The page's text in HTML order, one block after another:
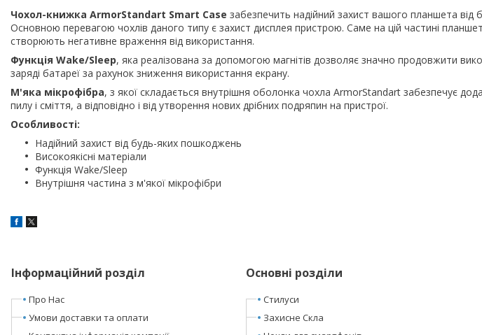
Чохол-книжка ArmorStandart Smart Case забезпечить надійний захист вашого планшета від
Основною перевагою чохлів даного типу є захист дисплея пристрою. Саме на цій частині
створюють негативне враження від використання.
Функція Wake/Sleep, яка реалізована за допомогою магнітів дозволяє значно продовжити
заряді батареї за рахунок зниження використання екрану.
М'яка мікрофібра, з якої складається внутрішня оболонка чохла ArmorStandart забезпечує
пилу і сміття, а відповідно і від утворення нових дрібних подряпин на пристрої.
Особливості:
Надійний захист від будь-яких пошкоджень
Високоякісні матеріали
Функція Wake/Sleep
Внутрішня частина з м'якої мікрофібри
Інформаційний розділ
Про Нас
Умови доставки та оплати
Основні розділи
Стилуси
Захисне Скла